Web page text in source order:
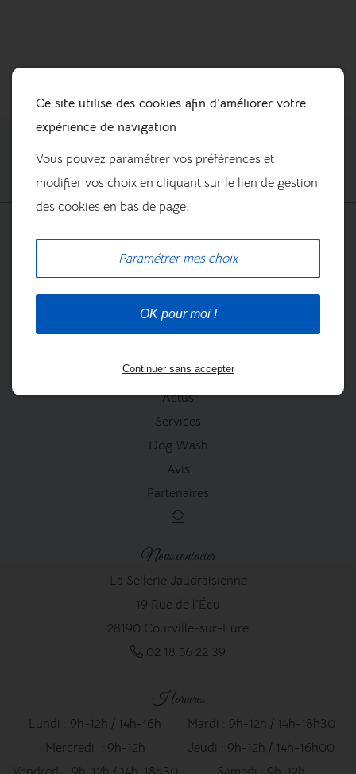
La boutique
Nos marques
Actus
Services
Dog Wash
Avis
Partenaires
Nous contacter
La Sellerie Jaudraisienne
19 Rue de l'Écu
28190 Courville-sur-Eure
02 18 56 22 39
Horaires
Lundi : 9h-12h / 14h-16h
Mardi : 9h-12h / 14h-18h30
Mercredi : 9h-12h
Jeudi : 9h-12h / 14h-16h00
Ce site utilise des cookies afin d’améliorer votre
expérience de navigation
Vous pouvez paramétrer vos préférences et
modifier vos choix en cliquant sur le lien de gestion
des cookies en bas de page.
Paramétrer mes choix
OK pour moi !
Continuer sans accepter